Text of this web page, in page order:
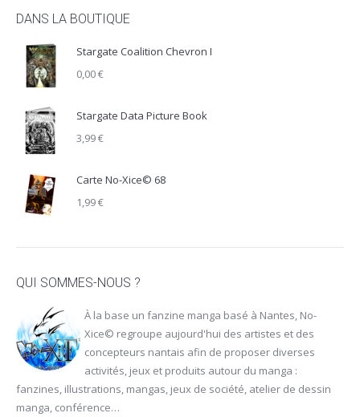
DANS LA BOUTIQUE
Stargate Coalition Chevron I
0,00€
Stargate Data Picture Book
3,99€
Carte No-Xice© 68
1,99€
QUI SOMMES-NOUS ?
À la base un fanzine manga basé à Nantes, No-
Xice© regroupe aujourd'hui des artistes et des
concepteurs nantais afin de proposer diverses
activités, jeux et produits autour du manga :
fanzines, illustrations, mangas, jeux de société, atelier de dessin
manga, conférence…